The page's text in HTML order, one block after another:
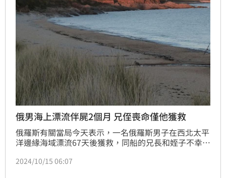
俄男海上漂流伴屍2個月 兄侄喪命僅他獲救
俄羅斯有關當局今天表示，一名俄羅斯男子在西北太平
洋邊緣海域漂流67天後獲救，同船的兄長和姪子不幸喪
2024/10/15 06:07